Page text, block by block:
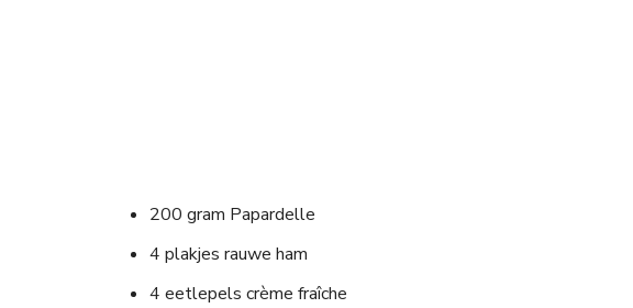
200 gram Papardelle
4 plakjes rauwe ham
4 eetlepels crème fraîche